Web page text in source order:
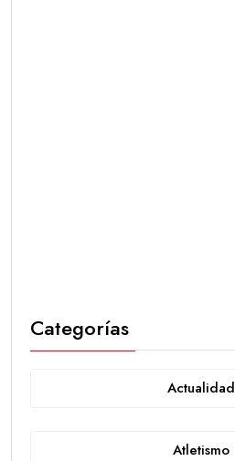
Categorías
Actualidad
Atletismo